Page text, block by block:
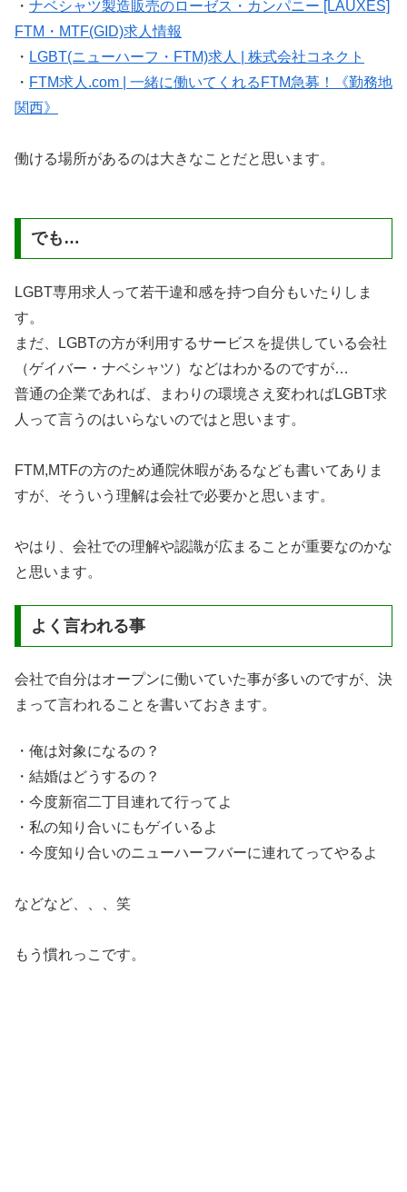
・ ナベシャツ製造販売のローゼス・カンパニー [LAUXES]
FTM・MTF(GID)求人情報
・ LGBT(ニューハーフ・FTM)求人 | 株式会社コネクト
・ FTM求人.com | 一緒に働いてくれるFTM急募！《勤務地
関西》
働ける場所があるのは大きなことだと思います。
でも…
LGBT専用求人って若干違和感を持つ自分もいたりしま
す。
まだ、LGBTの方が利用するサービスを提供している会社
（ゲイバー・ナベシャツ）などはわかるのですが…
普通の企業であれば、まわりの環境さえ変わればLGBT求
人って言うのはいらないのではと思います。
FTM,MTFの方のため通院休暇があるなども書いてありま
すが、そういう理解は会社で必要かと思います。
やはり、会社での理解や認識が広まることが重要なのかな
と思います。
よく言われる事
会社で自分はオープンに働いていた事が多いのですが、決
まって言われることを書いておきます。
・俺は対象になるの？
・結婚はどうするの？
・今度新宿二丁目連れて行ってよ
・私の知り合いにもゲイいるよ
・今度知り合いのニューハーフバーに連れてってやるよ
などなど、、、笑
もう慣れっこです。